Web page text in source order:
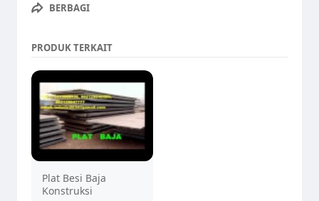
BERBAGI
PRODUK TERKAIT
Plat Besi Baja
Konstruksi